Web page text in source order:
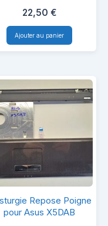
Touchpad
Asus
X75VB
22,50 €
Ajouter au panier
Plasturgie
Repose
Repose Poigne
pour Asus X5DAB